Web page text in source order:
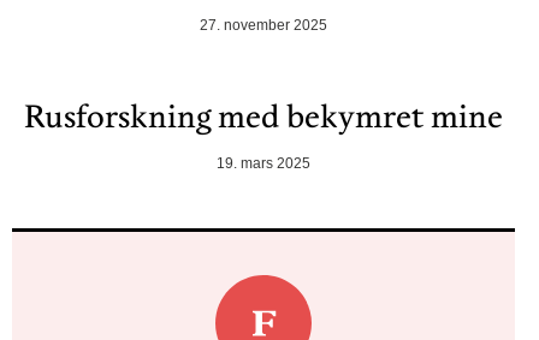
27. november 2025
Rusforskning med bekymret mine
19. mars 2025